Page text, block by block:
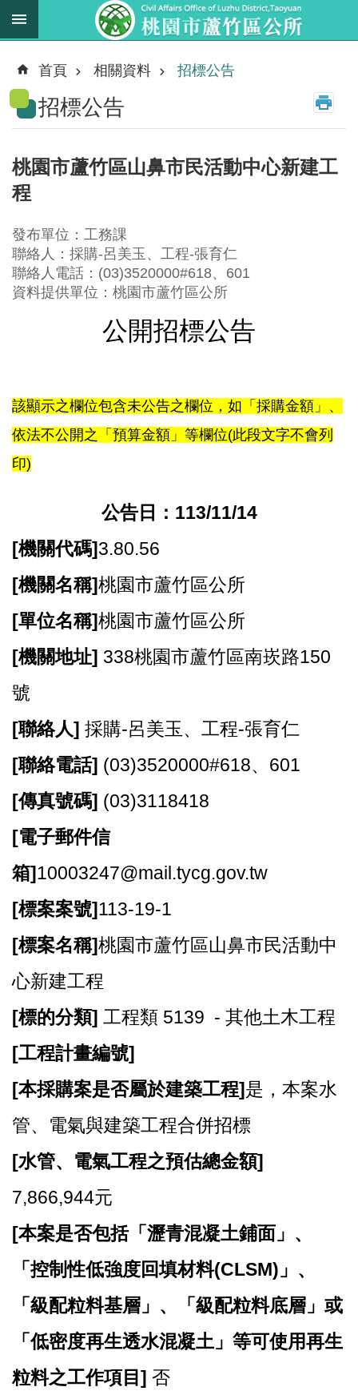
跳到主要內容區塊
新
消
息
務
職
掌
法
規
資
料
蘆
竹
息
告
生
便
資
關
訊
錄
關
資
料
回
首
頁
網
站
導
覽
市
政
信
箱
常
見
題
桃
市
政
首頁 相關資料 招標公告
招標公告
桃園市蘆竹區山鼻市民活動中心新建工
程
發布單位：工務課
聯絡人：採購-呂美玉、工程-張育仁
聯絡人電話：(03)3520000#618、601
資料提供單位：桃園市蘆竹區公所
公開招標公告
該顯示之欄位包含未公告之欄位，如「採購金額」、
依法不公開之「預算金額」等欄位(此段文字不會列
印)
公告日：113/11/14
[機關代碼]3.80.56
[機關名稱]桃園市蘆竹區公所
[單位名稱]桃園市蘆竹區公所
[機關地址] 338桃園市蘆竹區南崁路150
號
[聯絡人] 採購-呂美玉、工程-張育仁
[聯絡電話] (03)3520000#618、601
[傳真號碼] (03)3118418
[電子郵件信
箱]10003247@mail.tycg.gov.tw
[標案案號]113-19-1
[標案名稱]桃園市蘆竹區山鼻市民活動中
心新建工程
[標的分類] 工程類 5139 - 其他土木工程
[工程計畫編號]
[本採購案是否屬於建築工程]是，本案水
管、電氣與建築工程合併招標
[水管、電氣工程之預估總金額]
7,866,944元
[本案是否包括「瀝青混凝土鋪面」、
「控制性低強度回填材料(CLSM)」、
「級配粒料基層」、「級配粒料底層」或
「低密度再生透水混凝土」等可使用再生
粒料之工作項目] 否